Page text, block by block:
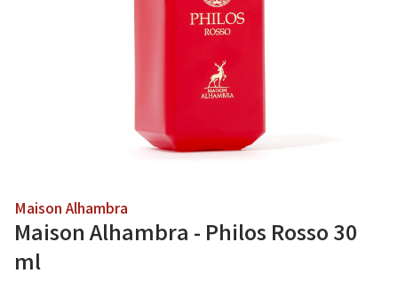
Maison Alhambra
Maison Alhambra - Philos Rosso 30
ml